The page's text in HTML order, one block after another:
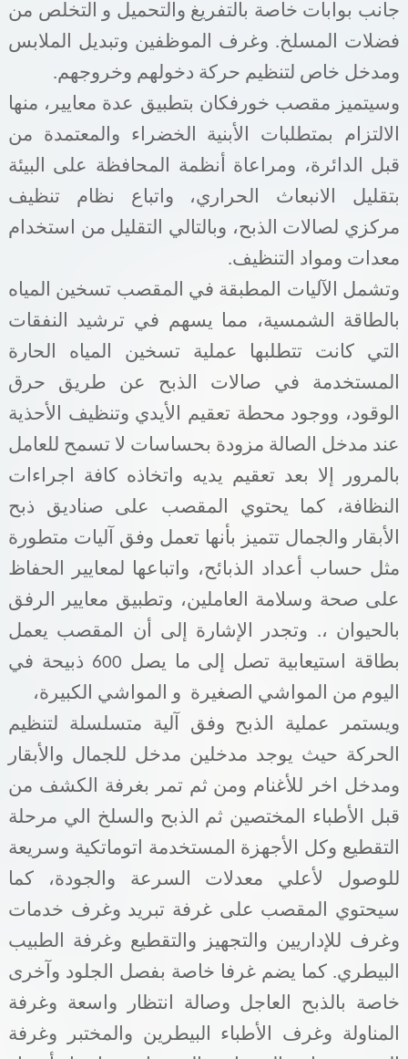
جانب بوابات خاصة بالتفريغ والتحميل و التخلص من
فضلات المسلخ. وغرف الموظفين وتبديل الملابس
ومدخل خاص لتنظيم حركة دخولهم وخروجهم.
وسيتميز مقصب خورفكان بتطبيق عدة معايير، منها
الالتزام بمتطلبات الأبنية الخضراء والمعتمدة من
قبل الدائرة، ومراعاة أنظمة المحافظة على البيئة
بتقليل الانبعاث الحراري، واتباع نظام تنظيف
مركزي لصالات الذبح، وبالتالي التقليل من استخدام
معدات ومواد التنظيف.
وتشمل الآليات المطبقة في المقصب تسخين المياه
بالطاقة الشمسية، مما يسهم في ترشيد النفقات
التي كانت تتطلبها عملية تسخين المياه الحارة
المستخدمة في صالات الذبح عن طريق حرق
الوقود، ووجود محطة تعقيم الأيدي وتنظيف الأحذية
عند مدخل الصالة مزودة بحساسات لا تسمح للعامل
بالمرور إلا بعد تعقيم يديه واتخاذه كافة اجراءات
النظافة، كما يحتوي المقصب على صناديق ذبح
الأبقار والجمال تتميز بأنها تعمل وفق آليات متطورة
مثل حساب أعداد الذبائح، واتباعها لمعايير الحفاظ
على صحة وسلامة العاملين، وتطبيق معايير الرفق
بالحيوان ،. وتجدر الإشارة إلى أن المقصب يعمل
بطاقة استيعابية تصل إلى ما يصل 600 ذبيحة في
اليوم من المواشي الصغيرة و المواشي الكبيرة،
ويستمر عملية الذبح وفق آلية متسلسلة لتنظيم
الحركة حيث يوجد مدخلين مدخل للجمال والأبقار
ومدخل اخر للأغنام ومن ثم تمر بغرفة الكشف من
قبل الأطباء المختصين ثم الذبح والسلخ الي مرحلة
التقطيع وكل الأجهزة المستخدمة اتوماتكية وسريعة
للوصول لأعلي معدلات السرعة والجودة، كما
سيحتوي المقصب على غرفة تبريد وغرف خدمات
وغرف للإداريين والتجهيز والتقطيع وغرفة الطبيب
البيطري. كما يضم غرفا خاصة بفصل الجلود وآخرى
خاصة بالذبح العاجل وصالة انتظار واسعة وغرفة
المناولة وغرف الأطباء البيطرين والمختبر وغرفة